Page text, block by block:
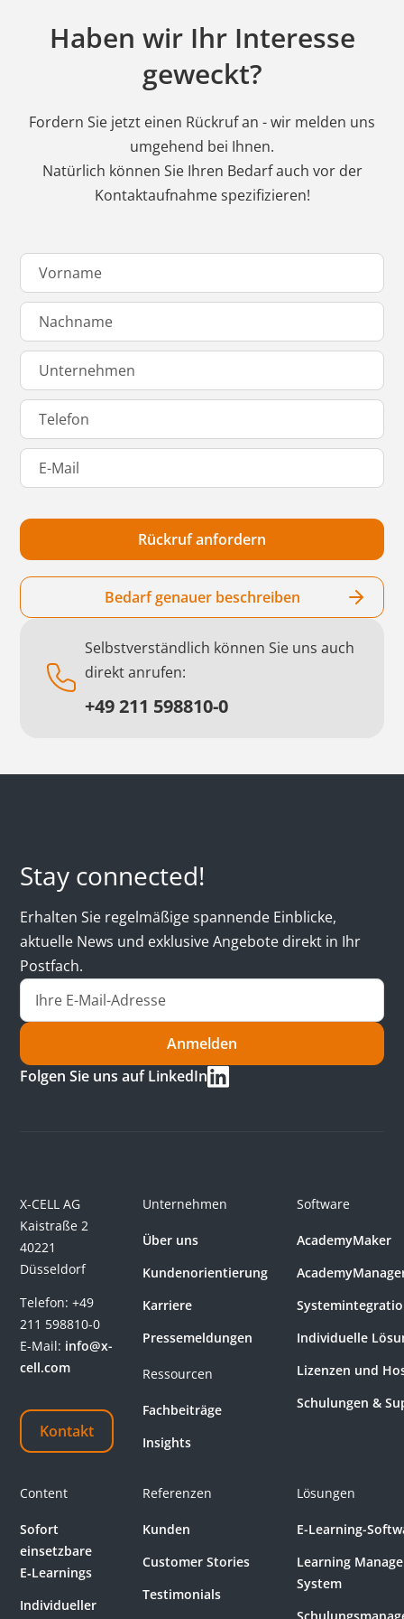
Haben wir Ihr Interesse
geweckt?
Fordern Sie jetzt einen Rückruf an - wir melden uns
umgehend bei Ihnen.
Natürlich können Sie Ihren Bedarf auch vor der
Kontaktaufnahme spezifizieren!
Bedarf genauer beschreiben
Selbstverständlich können Sie uns auch
direkt anrufen:
+49 211 598810-0
Stay connected!
Erhalten Sie regelmäßige spannende Einblicke,
aktuelle News und exklusive Angebote direkt in Ihr
Postfach.
Anmelden
Folgen Sie uns auf LinkedIn
X-CELL AG
Kaistraße 2
40221
Düsseldorf
Telefon:+49
211 598810-0
E-Mail: info@x-
cell.com
Kontakt
Unternehmen
Über uns
Kundenorientierung
Karriere
Pressemeldungen
Ressourcen
Fachbeiträge
Insights
Software
AcademyMaker
Individuelle
Lizenzen und
Schulungen &
Content
Sofort
einsetzbare
E‑Learnings
Individueller
Referenzen
Kunden
Customer Stories
Testimonials
Lösungen
E-Learning-
Learning
System